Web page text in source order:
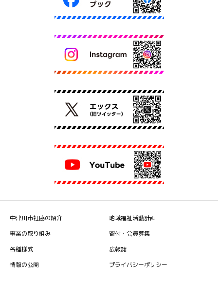
中津川市社協の紹介
地域福祉活動計画
事業の取り組み
寄付・会員募集
各種様式
広報誌
情報の公開
プライバシーポリシー